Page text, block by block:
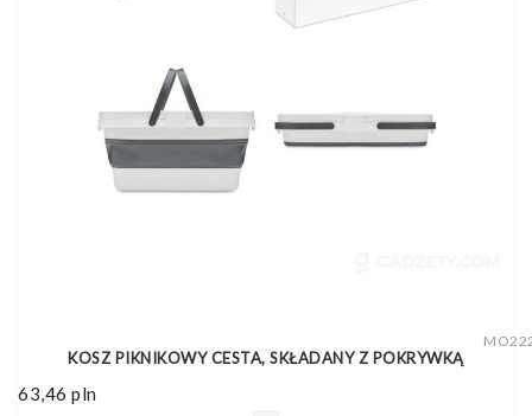
KOSZ PIKNIKOWY CESTA, SKŁADANY Z POKRYWKĄ
63,46 pln